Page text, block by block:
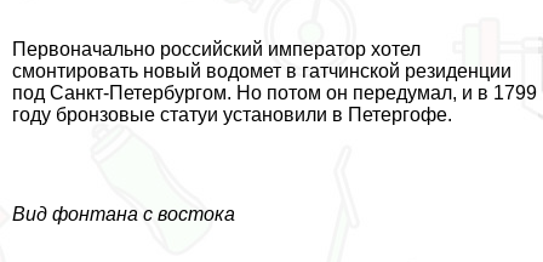
Первоначально российский император хотел
смонтировать новый водомет в гатчинской резиденции
под Санкт-Петербургом. Но потом он передумал, и в 1799
году бронзовые статуи установили в Петергофе.
Вид фонтана с востока